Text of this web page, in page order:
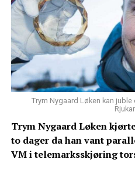
Trym Nygaard Løken kan
Trym Nygaard Løken
to dager da han vant
VM i telemarksskjøring